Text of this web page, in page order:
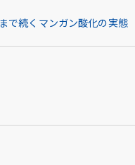
で続くマンガン酸化の実態